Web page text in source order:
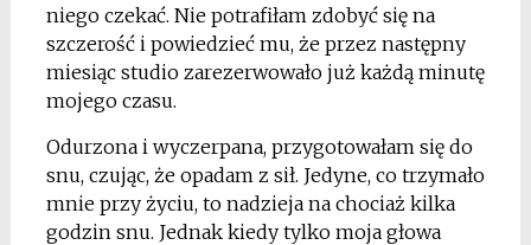
niego czekać. Nie potrafiłam zdobyć się na
szczerość i powiedzieć mu, że przez następny
miesiąc studio zarezerwowało już każdą minutę
mojego czasu.
Odurzona i wyczerpana, przygotowałam się do
snu, czując, że opadam z sił. Jedyne, co trzymało
mnie przy życiu, to nadzieja na chociaż kilka
godzin snu. Jednak kiedy tylko moja głowa